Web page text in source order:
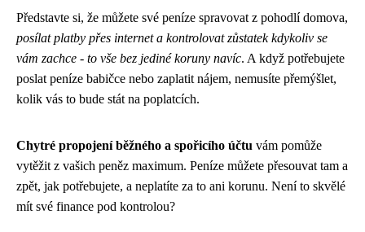
Představte si, že můžete své peníze spravovat z pohodlí domova,
posílat platby přes internet a kontrolovat zůstatek kdykoliv se
vám zachce - to vše bez jediné koruny navíc. A když potřebujete
poslat peníze babičce nebo zaplatit nájem, nemusíte přemýšlet,
kolik vás to bude stát na poplatcích.
Chytré propojení běžného a spořicího účtu vám pomůže
vytěžit z vašich peněz maximum. Peníze můžete přesouvat tam a
zpět, jak potřebujete, a neplatíte za to ani korunu. Není to skvělé
mít své finance pod kontrolou?